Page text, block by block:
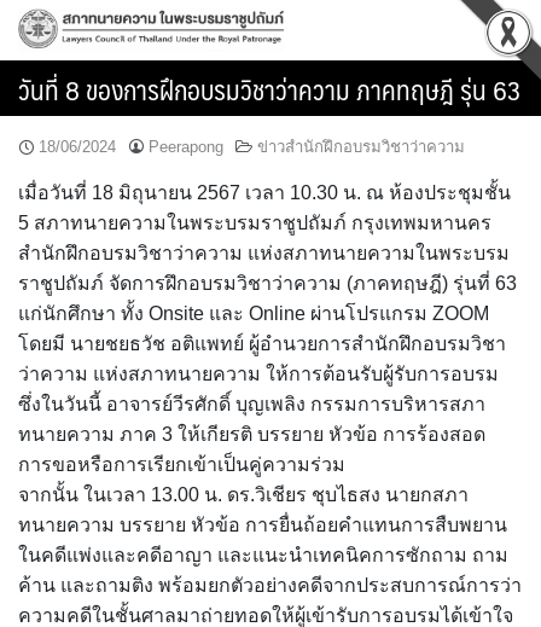
Skip
content
วันที่ 8 ของการฝึกอบรมวิชาว่าความ ภาคทฤษฎี รุ่น 63
18/06/2024 Peerapong ข่าวสำนักฝึกอบรมวิชาว่าความ
เมื่อวันที่ 18 มิถุนายน 2567 เวลา 10.30 น. ณ ห้องประชุมชั้น
5 สภาทนายความในพระบรมราชูปถัมภ์ กรุงเทพมหานคร
สำนักฝึกอบรมวิชาว่าความ แห่งสภาทนายความในพระบรม
ราชูปถัมภ์ จัดการฝึกอบรมวิชาว่าความ (ภาคทฤษฎี) รุ่นที่ 63
แก่นักศึกษา ทั้ง Onsite และ Online ผ่านโปรแกรม ZOOM
โดยมี นายชยธวัช อติแพทย์ ผู้อำนวยการสำนักฝึกอบรมวิชา
ว่าความ แห่งสภาทนายความ ให้การต้อนรับผู้รับการอบรม
ซึ่งในวันนี้ อาจารย์วีรศักดิ์ บุญเพลิง กรรมการบริหารสภา
ทนายความ ภาค 3 ให้เกียรติ บรรยาย หัวข้อ การร้องสอด
การขอหรือการเรียกเข้าเป็นคู่ความร่วม
จากนั้น ในเวลา 13.00 น. ดร.วิเชียร ชุบไธสง นายกสภา
ทนายความ บรรยาย หัวข้อ การยื่นถ้อยคำแทนการสืบพยาน
ในคดีแพ่งและคดีอาญา และแนะนำเทคนิคการซักถาม ถาม
ค้าน และถามติง พร้อมยกตัวอย่างคดีจากประสบการณ์การว่า
ความคดีในชั้นศาลมาถ่ายทอดให้ผู้เข้ารับการอบรมได้เข้าใจ